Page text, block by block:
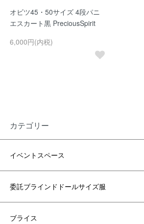
オビツ45・50サイズ 4段パニ
エスカート黒 PreciousSpirit
6,000円(内税)
カテゴリー
イベントスペース
委託ブラインドドールサイズ服
ブライス